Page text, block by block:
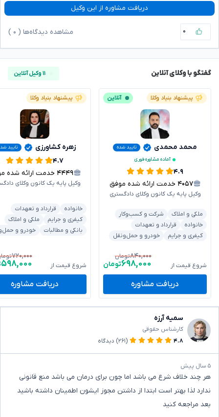
دریافت مشاوره از این وکیل
۰ مشاهده دیدگاه‌ها ( ۰
گفتگو با وکلای آنلاین ۱۱ وکیل آنلاین
پیشنهاد بنیاد وکلا آنلاین
محمد محمدی
تایید شده
آماده مشاوره فوری
۴.۹
۴۰۵۷ خدمت ارائه شده موفق
وکیل پایه یک کانون وکلای دادگستری
ملکی و املاک
شرکت و کسب‌وکار
خانواده
قرارداد و تعهدات
کیفری و جرایم
خودرو و حمل‌ونقل
شروع قیمت از
۸۴۰,۰۰۰تومان
۶۹۸,۰۰۰تومان
دریافت مشاوره
پیشنهاد بنیاد وکلا
زهره کشاورزی تایید
۴.۷
۴۴۴۹ خدمت ارائه شده موفق
وکیل پایه یک کانون وکلای
خانواده
قرارداد و تعهدات
کیفری و جرایم
ملکی و املاک
بانکی و مطالبات
خودرو و
شروع قیمت از
۷۲۰,۰۰۰
۵۹۸,۰۰۰
دریافت مشاوره
سمیه آرزه
کارشناس حقوقی
۴.۸
(۲۶۱) دیدگاه
۵ سال پیش
هر چند خلاف شرع می باشد اما چون برای درمان می باشد منع قانونی
ندارد لذا بهتر است ابتدا از داشتن مجوز ایشون اطمینان داشته باشید
بعد مراجعه کنید